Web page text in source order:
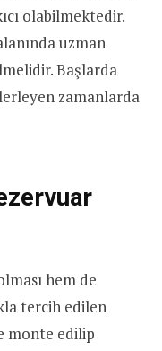
olabilmektedir.
uzman
Başlarda
zamanlarda
hem de
tercih edilen
monte edilip